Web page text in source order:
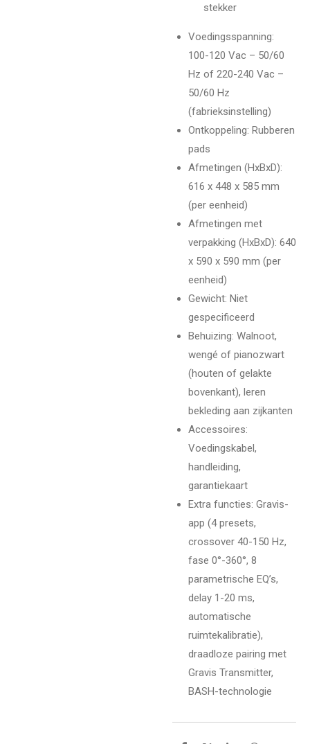
stekker
Voedingsspanning:
100-120 Vac – 50/60
Hz of 220-240 Vac –
50/60 Hz
(fabrieksinstelling)
Ontkoppeling: Rubberen
pads
Afmetingen (HxBxD):
616 x 448 x 585 mm
(per eenheid)
Afmetingen met
verpakking (HxBxD): 640
x 590 x 590 mm (per
eenheid)
Gewicht: Niet
gespecificeerd
Behuizing: Walnoot,
wengé of pianozwart
(houten of gelakte
bovenkant), leren
bekleding aan zijkanten
Accessoires:
Voedingskabel,
handleiding,
garantiekaart
Extra functies: Gravis-
app (4 presets,
crossover 40-150 Hz,
fase 0°-360°, 8
parametrische EQ’s,
delay 1-20 ms,
automatische
ruimtekalibratie),
draadloze pairing met
Gravis Transmitter,
BASH-technologie